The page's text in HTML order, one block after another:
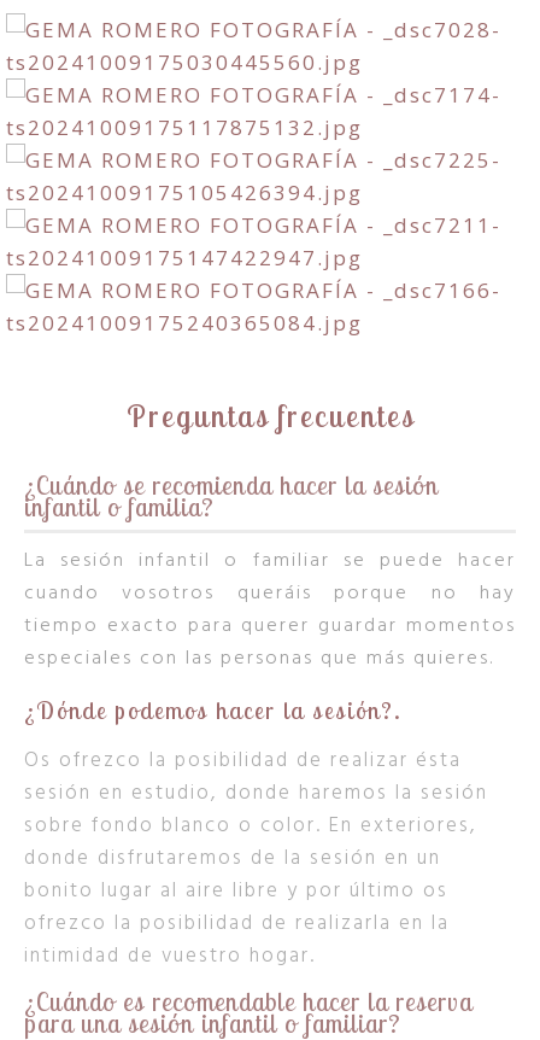
Preguntas frecuentes
¿Cuándo se recomienda hacer la sesión
infantil o familia?
La sesión infantil o familiar se puede hacer
cuando vosotros queráis porque no hay
tiempo exacto para querer guardar momentos
especiales con las personas que más quieres.
¿Dónde podemos hacer la sesión?.
Os ofrezco la posibilidad de realizar ésta
sesión en estudio, donde haremos la sesión
sobre fondo blanco o color. En exteriores,
donde disfrutaremos de la sesión en un
bonito lugar al aire libre y por último os
ofrezco la posibilidad de realizarla en la
intimidad de vuestro hogar.
¿Cuándo es recomendable hacer la reserva
para una sesión infantil o familiar?